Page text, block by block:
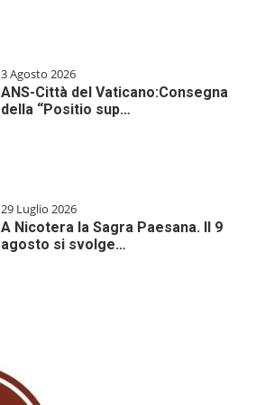
3 Agosto 2026
ANS-Città del Vaticano:Consegna
della “Positio sup…
29 Luglio 2026
A Nicotera la Sagra Paesana. Il 9
agosto si svolge…